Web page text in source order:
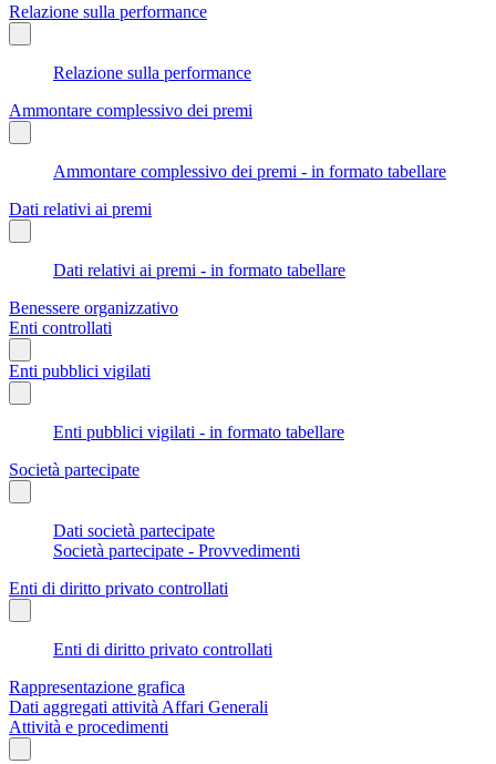
Relazione sulla performance
Relazione sulla performance
Ammontare complessivo dei premi
Ammontare complessivo dei premi - in formato tabellare
Dati relativi ai premi
Dati relativi ai premi - in formato tabellare
Benessere organizzativo
Enti controllati
Enti pubblici vigilati
Enti pubblici vigilati - in formato tabellare
Società partecipate
Dati società partecipate
Società partecipate - Provvedimenti
Enti di diritto privato controllati
Enti di diritto privato controllati
Rappresentazione grafica
Dati aggregati attività Affari Generali
Attività e procedimenti